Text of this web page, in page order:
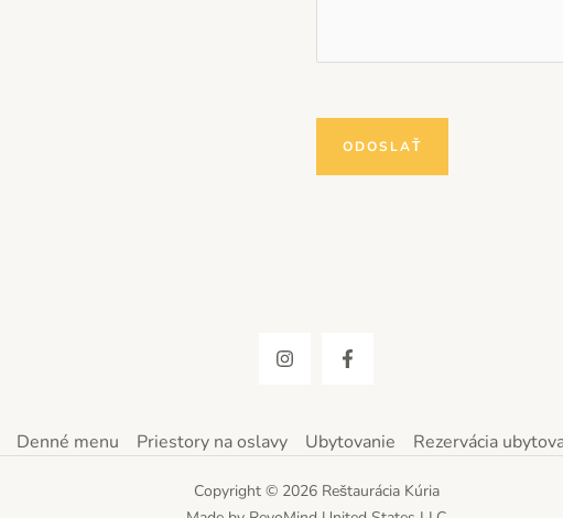
ODOSLAŤ
Denné menu Priestory na oslavy Ubytovanie Rezervácia
Copyright © 2026 Reštaurácia Kúria